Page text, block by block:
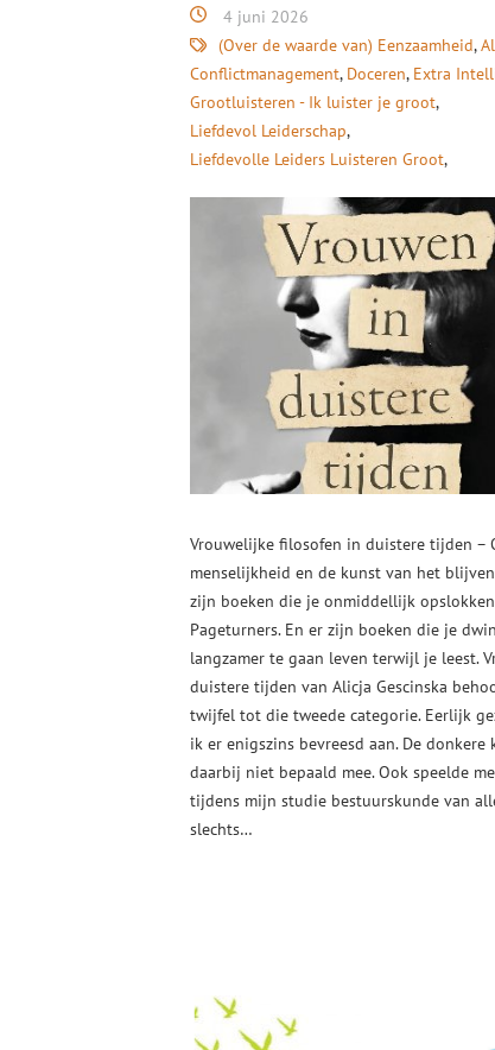
4 juni 2026
(Over de waarde van) Eenzaamheid
Conflictmanagement Doceren Extra
Grootluisteren - Ik luister je groot
Liefdevol Leiderschap
Liefdevolle Leiders Luisteren Groot
Vrouwelijke filosofen in duistere tijden –
menselijkheid en de kunst van het
zijn boeken die je onmiddellijk
Pageturners. En er zijn boeken die je
langzamer te gaan leven terwijl je leest.
duistere tijden van Alicja Gescinska
twijfel tot die tweede categorie. Eerlijk
ik er enigszins bevreesd aan. De donkere
daarbij niet bepaald mee. Ook speelde
tijdens mijn studie bestuurskunde van
slechts…